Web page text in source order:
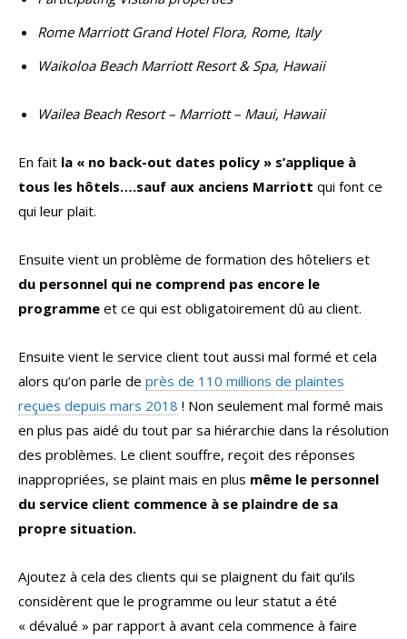
Rome Marriott Grand Hotel Flora, Rome, Italy
Waikoloa Beach Marriott Resort & Spa, Hawaii
Wailea Beach Resort – Marriott – Maui, Hawaii
En fait la « no back-out dates policy » s’applique à
tous les hôtels….sauf aux anciens Marriott qui font ce
qui leur plait.
Ensuite vient un problème de formation des hôteliers et
du personnel qui ne comprend pas encore le
programme et ce qui est obligatoirement dû au client.
Ensuite vient le service client tout aussi mal formé et cela
alors qu’on parle de près de 110 millions de plaintes
reçues depuis mars 2018 ! Non seulement mal formé mais
en plus pas aidé du tout par sa hiérarchie dans la résolution
des problèmes. Le client souffre, reçoit des réponses
inappropriées, se plaint mais en plus même le personnel
du service client commence à se plaindre de sa
propre situation.
Ajoutez à cela des clients qui se plaignent du fait qu’ils
considèrent que le programme ou leur statut a été
« dévalué » par rapport à avant cela commence à faire